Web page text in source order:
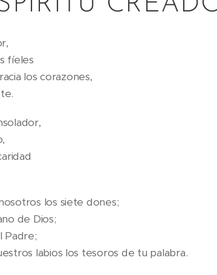
fíeles
los corazones,
los siete dones;
de Dios;
Padre;
labios los tesoros de tu palabra.